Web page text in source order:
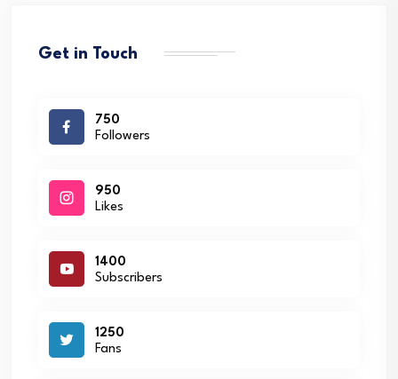
Get in Touch
750
Followers
950
Likes
1400
Subscribers
1250
Fans